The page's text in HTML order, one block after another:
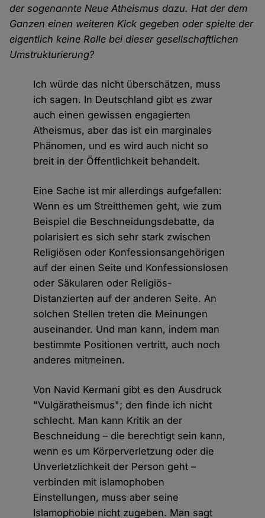
der sogenannte Neue Atheismus dazu. Hat der dem
Ganzen einen weiteren Kick gegeben oder spielte der
eigentlich keine Rolle bei dieser gesellschaftlichen
Umstrukturierung?
Ich würde das nicht überschätzen, muss
ich sagen. In Deutschland gibt es zwar
auch einen gewissen engagierten
Atheismus, aber das ist ein marginales
Phänomen, und es wird auch nicht so
breit in der Öffentlichkeit behandelt.
Eine Sache ist mir allerdings aufgefallen:
Wenn es um Streitthemen geht, wie zum
Beispiel die Beschneidungsdebatte, da
polarisiert es sich sehr stark zwischen
Religiösen oder Konfessionsangehörigen
auf der einen Seite und Konfessionslosen
oder Säkularen oder Religiös-
Distanzierten auf der anderen Seite. An
solchen Stellen treten die Meinungen
auseinander. Und man kann, indem man
bestimmte Positionen vertritt, auch noch
anderes mitmeinen.
Von Navid Kermani gibt es den Ausdruck
"Vulgäratheismus"; den finde ich nicht
schlecht. Man kann Kritik an der
Beschneidung – die berechtigt sein kann,
wenn es um Körperverletzung oder die
Unverletzlichkeit der Person geht –
verbinden mit islamophoben
Einstellungen, muss aber seine
Islamophobie nicht zugeben. Man sagt